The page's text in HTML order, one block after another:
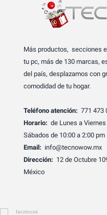
Más productos, secciones
tu pc, más de 130 marcas,
del país, desplazamos con
comodidad de tu hogar.
Teléfono atención: 771 473
Horario: de Lunes a
Sábados de 10:00 a 2:00 pm
Email: info@tecnowow.mx
Dirección: 12 de Octubre
México